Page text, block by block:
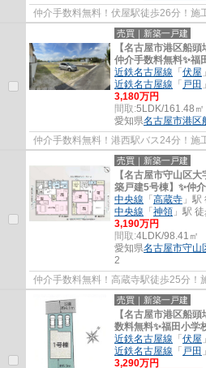
仲介手数料無料！伏屋駅徒歩26分！施
売買｜新築一戸建
【名古屋市港区船
仲介手数料無料✨️福
近鉄名古屋線 「 伏屋
近鉄名古屋線 「 戸田
3,180万円
間取:5LDK/161.48㎡
愛知県名古屋市港区
仲介手数料無料！港西駅バス24分！施
売買｜新築一戸建
【名古屋市守山区
築戸建5号棟】✨️仲
中央線 「 高蔵寺 」
中央線 「 神領 」駅
3,190万円
間取:4LDK/98.41㎡
愛知県名古屋市守山
2
仲介手数料無料！高蔵寺駅徒歩25分！
売買｜新築一戸建
【名古屋市港区船
数料無料✨️福田小学
近鉄名古屋線 「 伏屋
近鉄名古屋線 「 戸田
3,290万円